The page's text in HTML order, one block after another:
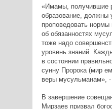
«Имамы, получившие
образование, должны
проповедовать нормы
об обязанностях
тоже надо
уровень знаний.
в состоянии
сунну Пророка (мир
веры мусульманам», -
В завершение
Мирзаев призвал